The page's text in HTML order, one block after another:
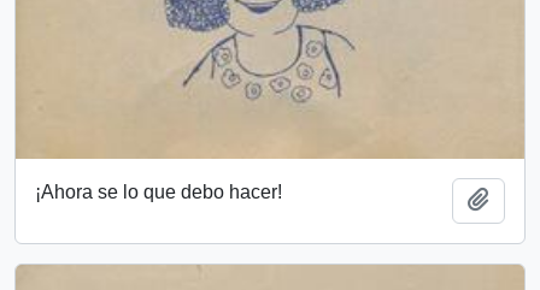
¡Ahora se lo que debo hacer!